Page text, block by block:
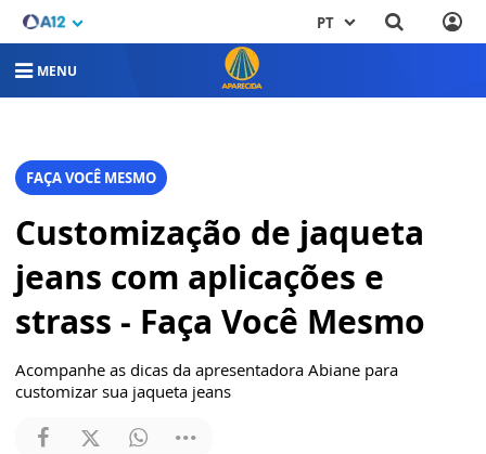
PT
MENU
FAÇA VOCÊ MESMO
Customização de jaqueta
jeans com aplicações e
strass - Faça Você Mesmo
Acompanhe as dicas da apresentadora Abiane para
customizar sua jaqueta jeans